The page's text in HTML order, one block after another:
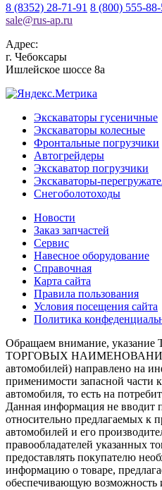
8 (8352) 28-71-91 8 (800) 555-
sale@rus-ap.ru
Адрес:
г. Чебоксары
Ишлейское шоссе 8а
Экскаваторы гусеничные
Экскаваторы колесные
Фронтальные погрузчики
Автогрейдеры
Экскаватор погрузчики
Экскаваторы-
Снегоболотоходы
Новости
Заказ запчастей
Сервис
Навесное оборудование
Справочная
Карта сайта
Правила пользования
Условия посещения сайта
Политика
Обращаем внимание,
ТОРГОВЫХ НАИМЕНОВАНИЙ
автомобилей) направлено на
применимости запасной части
автомобиля, то есть на
Данная информация не вводит
относительно предлагаемых к
автомобилей и его
правообладателей указанных
предоставлять покупателю
информацию о товаре,
обеспечивающую возможность